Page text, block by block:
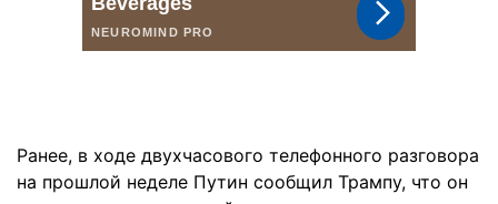
Ранее, в ходе двухчасового телефонного разговора
на прошлой неделе Путин сообщил Трампу, что он